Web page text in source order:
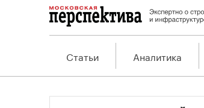
Статьи Аналитика